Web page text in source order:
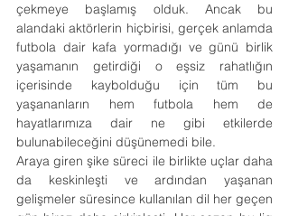
çekmeye başlamış olduk. Ancak bu
alandaki aktörlerin hiçbirisi, gerçek anlamda
futbola dair kafa yormadığı ve günü birlik
yaşamanın getirdiği o eşsiz rahatlığın
içerisinde kaybolduğu için tüm bu
yaşananların hem futbola hem de
hayatlarımıza dair ne gibi etkilerde
bulunabileceğini düşünemedi bile.
Araya giren şike süreci ile birlikte uçlar daha
da keskinleşti ve ardından yaşanan
gelişmeler süresince kullanılan dil her geçen